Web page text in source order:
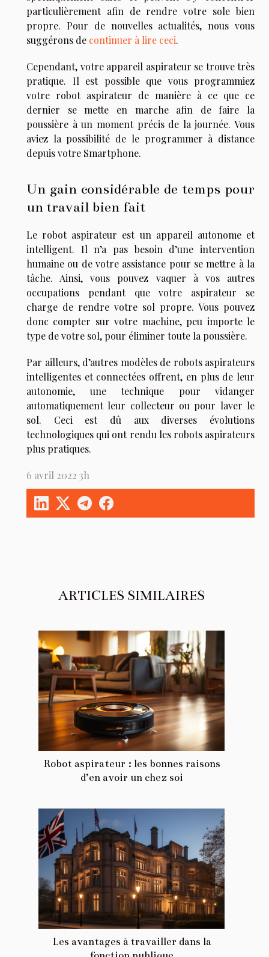
ARTICLES SIMILAIRES
Robot aspirateur : les bonnes raisons
d’en avoir un chez soi
Les avantages à travailler dans la
particulièrement afin de rendre votre sole bien
propre. Pour de nouvelles actualités, nous vous
suggérons de continuer à lire ceci.
Cependant, votre appareil aspirateur se trouve très
pratique. Il est possible que vous programmiez
votre robot aspirateur de manière à ce que ce
dernier se mette en marche afin de faire la
poussière à un moment précis de la journée. Vous
aviez la possibilité de le programmer à distance
depuis votre Smartphone.
Un gain considérable de temps pour
un travail bien fait
Le robot aspirateur est un appareil autonome et
intelligent. Il n’a pas besoin d’une intervention
humaine ou de votre assistance pour se mettre à la
tâche. Ainsi, vous pouvez vaquer à vos autres
occupations pendant que votre aspirateur se
charge de rendre votre sol propre. Vous pouvez
donc compter sur votre machine, peu importe le
type de votre sol, pour éliminer toute la poussière.
Par ailleurs, d’autres modèles de robots aspirateurs
intelligentes et connectées offrent, en plus de leur
autonomie, une technique pour vidanger
automatiquement leur collecteur ou pour laver le
sol. Ceci est dû aux diverses évolutions
technologiques qui ont rendu les robots aspirateurs
plus pratiques.
6 avril 2022 3h